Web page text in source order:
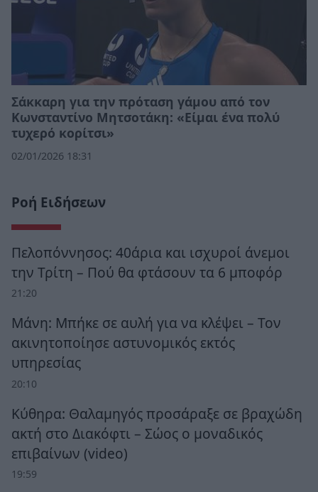
Σάκκαρη για την πρόταση γάμου από τον
Κωνσταντίνο Μητσοτάκη: «Είμαι ένα πολύ
τυχερό κορίτσι»
02/01/2026 18:31
Ροή Ειδήσεων
Πελοπόννησος: 40άρια και ισχυροί άνεμοι
την Τρίτη – Πού θα φτάσουν τα 6 μποφόρ
21:20
Μάνη: Μπήκε σε αυλή για να κλέψει – Τον
ακινητοποίησε αστυνομικός εκτός
υπηρεσίας
20:10
Κύθηρα: Θαλαμηγός προσάραξε σε βραχώδη
ακτή στο Διακόφτι – Σώος ο μοναδικός
επιβαίνων (video)
19:59